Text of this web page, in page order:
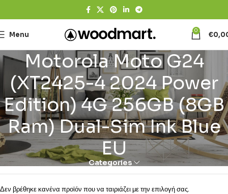
Menu 0 €
Motorola Moto G24
(XT2425-4 2024 Power
Edition) 4G 256GB (8GB
Ram) Dual-Sim Ink Blue
EU
Categories
Δεν βρέθηκε κανένα προϊόν που να ταιριάζει με την επιλογή σας.